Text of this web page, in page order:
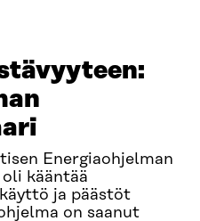
Energiaohjelman
kääntää
ja päästöt
on saanut